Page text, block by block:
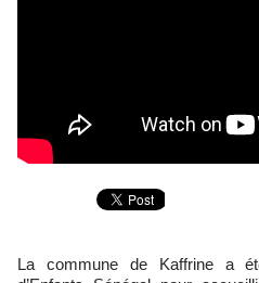
La commune de Kaffrine a été choisie par SOS Village